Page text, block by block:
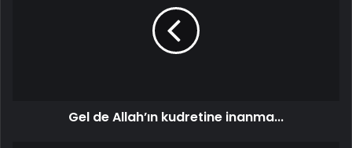
Gel de Allah’ın kudretine inanma...